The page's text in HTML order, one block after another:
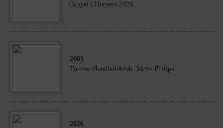
Ildsjæl i Horsens 2024.
2003
Torsted Håndboldklub. Mette Philips.
2026